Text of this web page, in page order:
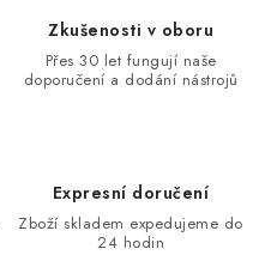
Zkušenosti v oboru
Přes 30 let fungují naše
doporučení a dodání nástrojů
Expresní doručení
Zboží skladem expedujeme do
24 hodin